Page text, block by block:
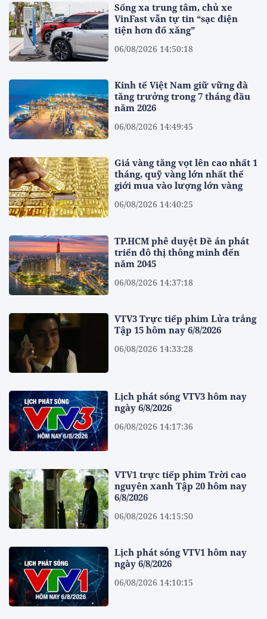
Sống xa trung tâm, chủ xe
VinFast vẫn tự tin “sạc điện
tiện hơn đổ xăng”
06/08/2026 14:50:18
Kinh tế Việt Nam giữ vững đà
tăng trưởng trong 7 tháng đầu
năm 2026
06/08/2026 14:49:45
Giá vàng tăng vọt lên cao nhất 1
tháng, quỹ vàng lớn nhất thế
giới mua vào lượng lớn vàng
06/08/2026 14:40:25
TP.HCM phê duyệt Đề án phát
triển đô thị thông minh đến
năm 2045
06/08/2026 14:37:18
VTV3 Trực tiếp phim Lửa trắng
Tập 15 hôm nay 6/8/2026
06/08/2026 14:33:28
Lịch phát sóng VTV3 hôm nay
ngày 6/8/2026
06/08/2026 14:17:36
VTV1 trực tiếp phim Trời cao
nguyên xanh Tập 20 hôm nay
6/8/2026
06/08/2026 14:15:50
Lịch phát sóng VTV1 hôm nay
ngày 6/8/2026
06/08/2026 14:10:15